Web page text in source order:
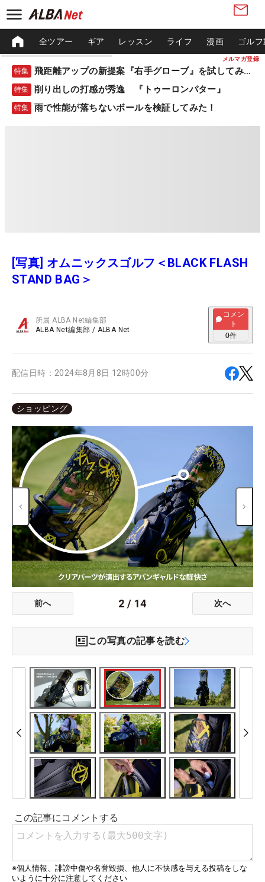
メルマガ登録
全ツアー ギア レッスン ライフ 漫画 ゴル
特集 飛距離アップの新提案『右手グローブ』を試してみた！
特集 削り出しの打感が秀逸 『トゥーロンパター』
特集 雨で性能が落ちないボールを検証してみた！
[写真] オムニックスゴルフ＜BLACK FLASH
STAND BAG＞
所属ALBA Net編集部
ALBA Net編集部 / ALBA Net
コメン
ト
0件
配信日時： 2024年8月8日 12時00分
ショッピング
前へ 2 / 14 次へ
この写真の記事を読む